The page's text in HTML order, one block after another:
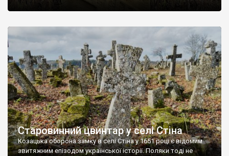
Старовинний цвинтар у селі Стіна
Козацька оборона замку в селі Стіна у 1651 році є відомим
звитяжним епізодом української історії. Поляки тоді не